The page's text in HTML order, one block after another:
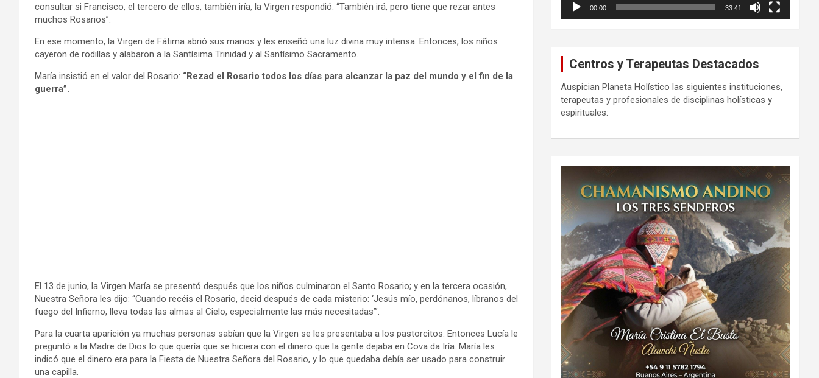
consultar si Francisco, el tercero de ellos, también iría, la Virgen respondió: “También irá, pero tiene que rezar antes
muchos Rosarios”.
En ese momento, la Virgen de Fátima abrió sus manos y les enseñó una luz divina muy intensa. Entonces, los niños
cayeron de rodillas y alabaron a la Santísima Trinidad y al Santísimo Sacramento.
María insistió en el valor del Rosario: “Rezad el Rosario todos los días para alcanzar la paz del mundo y el fin de la
guerra”.
El 13 de junio, la Virgen María se presentó después que los niños culminaron el Santo Rosario; y en la tercera ocasión,
Nuestra Señora les dijo: “Cuando recéis el Rosario, decid después de cada misterio: ‘Jesús mío, perdónanos, líbranos del
fuego del Infierno, lleva todas las almas al Cielo, especialmente las más necesitadas’”.
Para la cuarta aparición ya muchas personas sabían que la Virgen se les presentaba a los pastorcitos. Entonces Lucía le
preguntó a la Madre de Dios lo que quería que se hiciera con el dinero que la gente dejaba en Cova da Iría. María les
indicó que el dinero era para la Fiesta de Nuestra Señora del Rosario, y lo que quedaba debía ser usado para construir
una capilla.
00:00 33:41
Centros y Terapeutas Destacados
Auspician Planeta Holístico las siguientes instituciones,
terapeutas y profesionales de disciplinas holísticas y
espirituales: